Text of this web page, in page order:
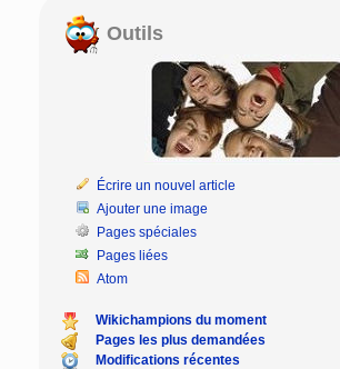
Outils
Écrire un nouvel article
Ajouter une image
Pages spéciales
Pages liées
Atom
Wikichampions du moment
Pages les plus demandées
Modifications récentes